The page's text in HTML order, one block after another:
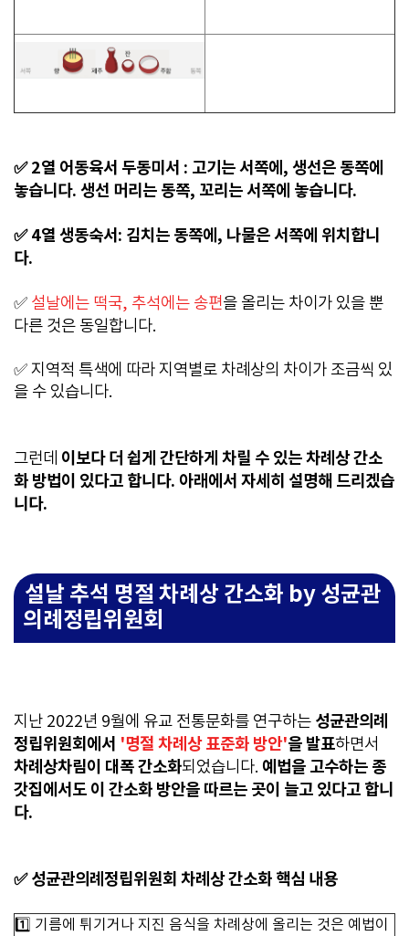
✅ 2열 어동육서 두동미서 : 고기는 서쪽에, 생선은 동쪽에
놓습니다. 생선 머리는 동쪽, 꼬리는 서쪽에 놓습니다.
✅ 4열 생동숙서: 김치는 동쪽에, 나물은 서쪽에 위치합니
다.
✅ 설날에는 떡국, 추석에는 송편을 올리는 차이가 있을 뿐
다른 것은 동일합니다.
✅ 지역적 특색에 따라 지역별로 차례상의 차이가 조금씩 있
을 수 있습니다.
그런데 이보다 더 쉽게 간단하게 차릴 수 있는 차례상 간소
화 방법이 있다고 합니다. 아래에서 자세히 설명해 드리겠습
니다.
설날 추석 명절 차례상 간소화 by 성균관
의례정립위원회
지난 2022년 9월에 유교 전통문화를 연구하는 성균관의례
정립위원회에서 '명절 차례상 표준화 방안'을 발표하면서
차례상차림이 대폭 간소화되었습니다. 예법을 고수하는 종
갓집에서도 이 간소화 방안을 따르는 곳이 늘고 있다고 합니
다.
✅ 성균관의례정립위원회 차례상 간소화 핵심 내용
1️⃣ 기름에 튀기거나 지진 음식을 차례상에 올리는 것은 예법이